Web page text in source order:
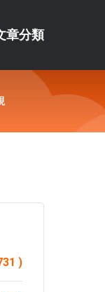
章分類
)